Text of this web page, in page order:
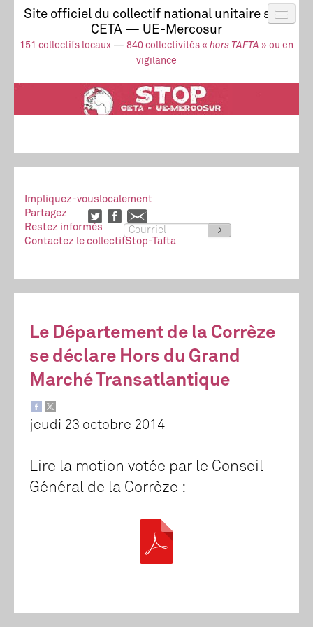
Site officiel du collectif national unitaire stop
CETA — UE-Mercosur
151 collectifs locaux — 840 collectivités « hors TAFTA » ou en
vigilance
Actus
UE-Mercosur
Stop à l’impunité !
TAFTA
CETA
Collectif
Impliquez-vouslocalement
Partagez
Restez informés
>
Contactez le collectifStop-Tafta
Le Département de la Corrèze
se déclare Hors du Grand
Marché Transatlantique
jeudi 23 octobre 2014
Lire la motion votée par le Conseil
Général de la Corrèze :